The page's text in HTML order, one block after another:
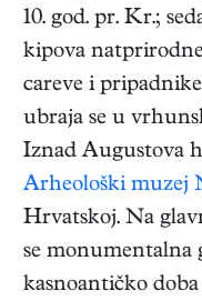
10. god. pr. Kr.;
kipova
careve i
ubraja se u
Iznad Augustova
Arheološki muzej
Hrvatskoj. Na
se monumentalna
kasnoantičko